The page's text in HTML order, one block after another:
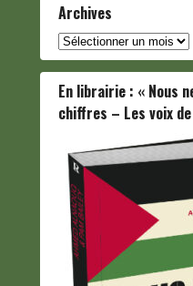
Archives
Archives
En librairie : « Nous
chiffres – Les voix